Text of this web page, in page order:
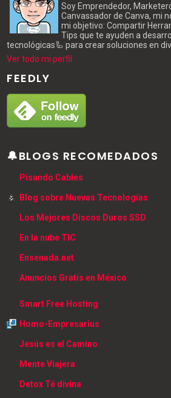
Soy Emprendedor,
Canvassador de Canva, mi
mi objetivo: Compartir
Tips que te ayuden a
tecnológicas🦾 para crear soluciones en
Ver todo mi perfil
FEEDLY
🔔BLOGS RECOMEDADOS
Pisando Cables
Blog sobre Nuevas Tecnologías
Los Mejores Discos Duros SSD
En la nube TIC
Ensenada.net
Anuncios Gratis en México
Smart Free Hosting
Homo-Empresarius
Jesús es el Camino
Mente Viajera
Detox Té divina